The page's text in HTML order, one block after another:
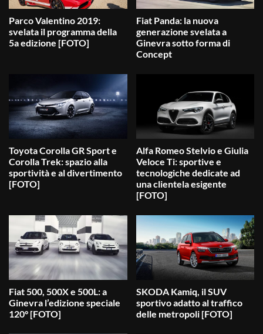
Parco Valentino 2019:
svelata il programma della
5a edizione [FOTO]
Fiat Panda: la nuova
generazione svelata a
Ginevra sotto forma di
Concept
Toyota Corolla GR Sport e
Corolla Trek: spazio alla
sportività e al divertimento
[FOTO]
Alfa Romeo Stelvio e Giulia
Veloce Ti: sportive e
tecnologiche dedicate ad
una clientela esigente
[FOTO]
Fiat 500, 500X e 500L: a
Ginevra l’edizione speciale
120° [FOTO]
SKODA Kamiq, il SUV
sportivo adatto al traffico
delle metropoli [FOTO]